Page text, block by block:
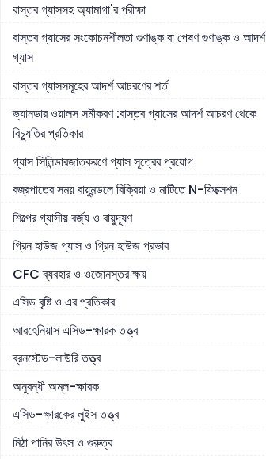
বাস্তব গ্যাসসহ অ্যামাগা'র পরীক্ষা
বাস্তব গ্যাসের সংকোচনশীলতা গুণাঙ্ক বা পেষণ গুণাঙ্ক ও আদর্শ
গ্যাস
বাস্তব গ্যাসসমূহের আদর্শ আচরণের শর্ত
ভ্যানডার ওয়ালস সমীকরণ :বাস্তব গ্যাসের আদর্শ আচরণ থেকে
বিচ্যুতির প্রতিকার
গ্যাস সিলিন্ডারজাতকরণে গ্যাস সূত্রের প্রয়োগ
বজ্রপাতের সময় বায়ুমন্ডলে বিক্রিয়া ও মাটিতে N-ফিক্সেশন
শিল্পের গ্যাসীয় বর্জ্য ও বায়ুদূষণ
গ্রিন হাউজ গ্যাস ও গ্রিন হাউজ প্রভাব
CFC ব্যবহার ও ওজোনস্তর ক্ষয়
এসিড বৃষ্টি ও এর প্রতিকার
আরহেনিয়াস এসিড-ক্ষারক তত্ত্ব
ব্রনস্টেড-লাউরি তত্ত্ব
অনুবন্ধী অম্ল-ক্ষারক
এসিড-ক্ষারকের লুইস তত্ত্ব
মিঠা পানির উৎস ও গুরুত্ব